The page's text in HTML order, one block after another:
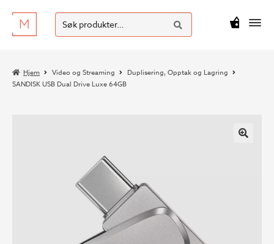
Hopp
til
Hopp
til
Søk
etter:
SØK
kr0
Hjem Video og Streaming
Duplisering, Opptak og Lagring
SANDISK USB Dual Drive Luxe 64GB